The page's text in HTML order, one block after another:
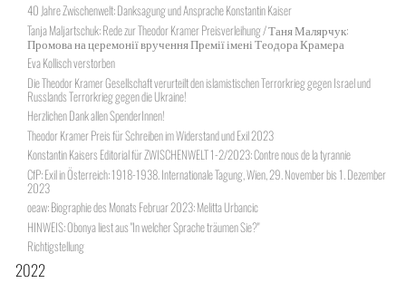
40 Jahre Zwischenwelt: Danksagung und Ansprache Konstantin Kaiser
Tanja Maljartschuk: Rede zur Theodor Kramer Preisverleihung / Таня Малярчук:
Промова на церемонії вручення Премії імені Теодора Крамера
Eva Kollisch verstorben
Die Theodor Kramer Gesellschaft verurteilt den islamistischen Terrorkrieg gegen Israel und
Russlands Terrorkrieg gegen die Ukraine!
Herzlichen Dank allen SpenderInnen!
Theodor Kramer Preis für Schreiben im Widerstand und Exil 2023
Konstantin Kaisers Editorial für ZWISCHENWELT 1-2/2023: Contre nous de la tyrannie
CfP: Exil in Österreich: 1918-1938. Internationale Tagung, Wien, 29. November bis 1. Dezember
2023
oeaw: Biographie des Monats Februar 2023: Melitta Urbancic
HINWEIS: Obonya liest aus "In welcher Sprache träumen Sie?"
Richtigstellung
2022